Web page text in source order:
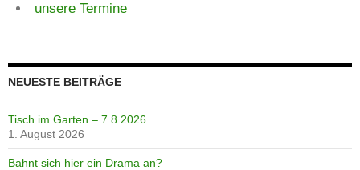
unsere Termine
NEUESTE BEITRÄGE
Tisch im Garten – 7.8.2026
1. August 2026
Bahnt sich hier ein Drama an?